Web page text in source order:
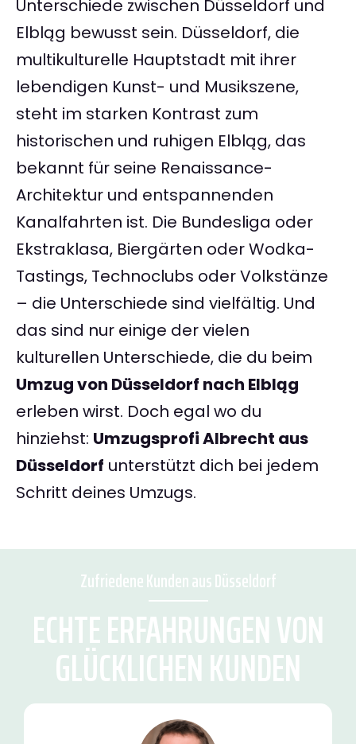
Unterschiede zwischen Düsseldorf und
Elbląg bewusst sein. Düsseldorf, die
multikulturelle Hauptstadt mit ihrer
lebendigen Kunst- und Musikszene,
steht im starken Kontrast zum
historischen und ruhigen Elbląg, das
bekannt für seine Renaissance-
Architektur und entspannenden
Kanalfahrten ist. Die Bundesliga oder
Ekstraklasa, Biergärten oder Wodka-
Tastings, Technoclubs oder Volkstänze
– die Unterschiede sind vielfältig. Und
das sind nur einige der vielen
kulturellen Unterschiede, die du beim
Umzug von Düsseldorf nach Elbląg
erleben wirst. Doch egal wo du
hinziehst: Umzugsprofi Albrecht aus
Düsseldorf unterstützt dich bei jedem
Schritt deines Umzugs.
Zufriedene Kunden aus Düsseldorf
ECHTE ERFAHRUNGEN VON
GLÜCKLICHEN KUNDEN